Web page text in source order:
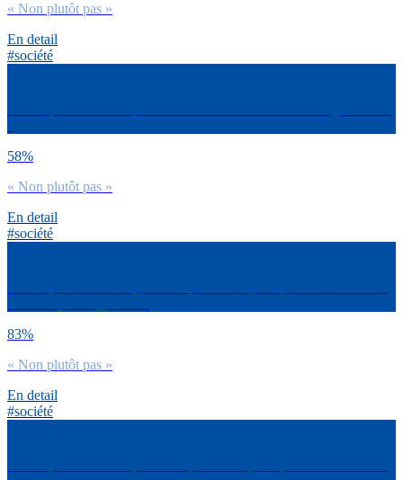
« Non plutôt pas »
En detail
#société
58%
« Non plutôt pas »
En detail
#société
83%
« Non plutôt pas »
En detail
#société